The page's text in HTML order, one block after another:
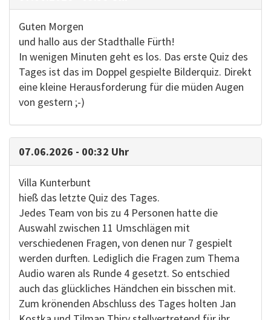
Guten Morgen
und hallo aus der Stadthalle Fürth!
In wenigen Minuten geht es los. Das erste Quiz des
Tages ist das im Doppel gespielte Bilderquiz. Direkt
eine kleine Herausforderung für die müden Augen
von gestern ;-)
07.06.2026 - 00:32 Uhr
Villa Kunterbunt
hieß das letzte Quiz des Tages.
Jedes Team von bis zu 4 Personen hatte die
Auswahl zwischen 11 Umschlägen mit
verschiedenen Fragen, von denen nur 7 gespielt
werden durften. Lediglich die Fragen zum Thema
Audio waren als Runde 4 gesetzt. So entschied
auch das glückliches Händchen ein bisschen mit.
Zum krönenden Abschluss des Tages holten Jan